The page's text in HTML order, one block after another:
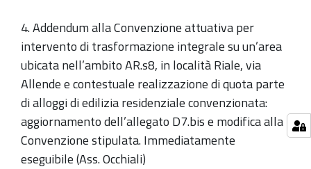
4. Addendum alla Convenzione attuativa per
intervento di trasformazione integrale su un’area
ubicata nell’ambito AR.s8, in località Riale, via
Allende e contestuale realizzazione di quota parte
di alloggi di edilizia residenziale convenzionata:
aggiornamento dell’allegato D7.bis e modifica alla
Convenzione stipulata. Immediatamente
eseguibile (Ass. Occhiali)